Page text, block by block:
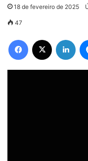
18 de fevereiro de 2025
47
Facebook